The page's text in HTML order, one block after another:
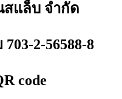
สแล็บ จำกัด
2-56588-8
code